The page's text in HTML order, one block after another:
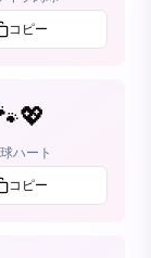
コピー
ハート
コピー